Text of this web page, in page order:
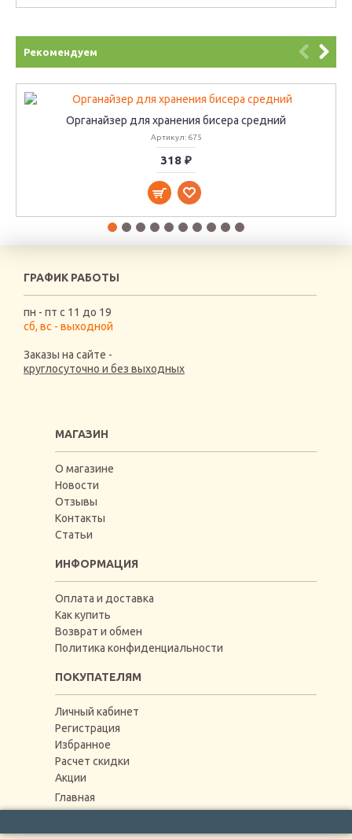
Рекомендуем
Органайзер для хранения бисера средний
Артикул: 675
318 ₽
ГРАФИК РАБОТЫ
пн - пт с 11 до 19
сб, вс - выходной
Заказы на сайте -
круглосуточно и без выходных
МАГАЗИН
О магазине
Новости
Отзывы
Контакты
Статьи
ИНФОРМАЦИЯ
Оплата и доставка
Как купить
Возврат и обмен
Политика конфиденциальности
ПОКУПАТЕЛЯМ
Личный кабинет
Регистрация
Избранное
Расчет скидки
Акции
Главная